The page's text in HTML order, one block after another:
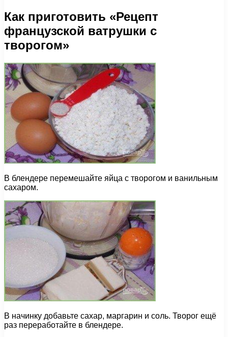
Как приготовить «Рецепт
французской ватрушки с
творогом»
В блендере перемешайте яйца с творогом и ванильным
сахаром.
В начинку добавьте сахар, маргарин и соль. Творог ещё
раз переработайте в блендере.